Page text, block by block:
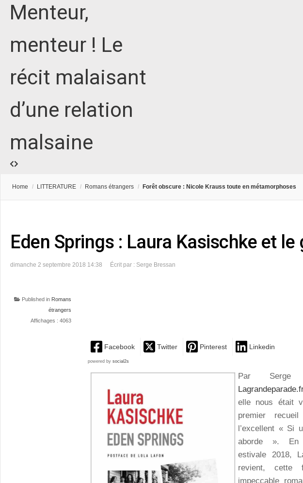
Menteur,
menteur ! Le
récit malaisant
d’une relation
malsaine
Home / LITTERATURE / Romans étrangers / Forêt obscure : Nicole Krauss toute en métamorphoses
Eden Springs : Laura Kasischke et le
dimanche 2 septembre 2018 14:38 Écrit par : Serge Bressan
Published in Romans
étrangers
Affichages : 4063
Facebook Twitter Pinterest Linkedin
powered by social2s
Par
elle nous était
premier
l’excellent « Si
aborde ». En
estivale 2018,
revient, cette
impeccable